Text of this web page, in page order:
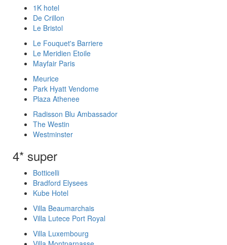
1K hotel
De Crillon
Le Bristol
Le Fouquet's Barriere
Le Meridien Etoile
Mayfair Paris
Meurice
Park Hyatt Vendome
Plaza Athenee
Radisson Blu Ambassador
The Westin
Westminster
4* super
Botticelli
Bradford Elysees
Kube Hotel
Villa Beaumarchais
Villa Lutece Port Royal
Villa Luxembourg